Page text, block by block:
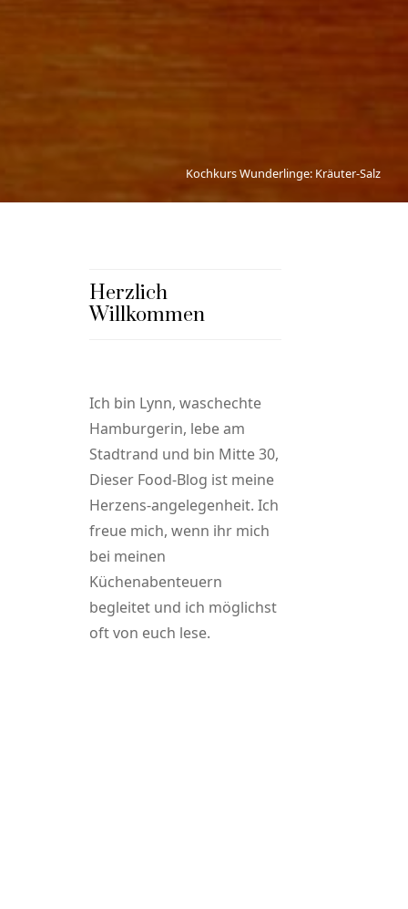
Kochkurs Wunderlinge: Kräuter-Salz
Herzlich
Willkommen
Ich bin Lynn, waschechte
Hamburgerin, lebe am
Stadtrand und bin Mitte 30,
Dieser Food-Blog ist meine
Herzens-angelegenheit. Ich
freue mich, wenn ihr mich
bei meinen
Küchenabenteuern
begleitet und ich möglichst
oft von euch lese.